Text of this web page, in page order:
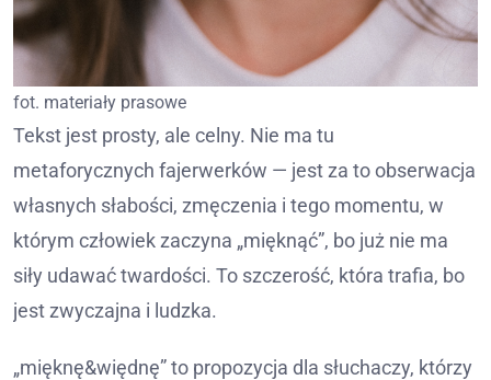
fot. materiały prasowe
Tekst jest prosty, ale celny. Nie ma tu
metaforycznych fajerwerków — jest za to obserwacja
własnych słabości, zmęczenia i tego momentu, w
którym człowiek zaczyna „mięknąć”, bo już nie ma
siły udawać twardości. To szczerość, która trafia, bo
jest zwyczajna i ludzka.
„mięknę&więdnę” to propozycja dla słuchaczy, którzy